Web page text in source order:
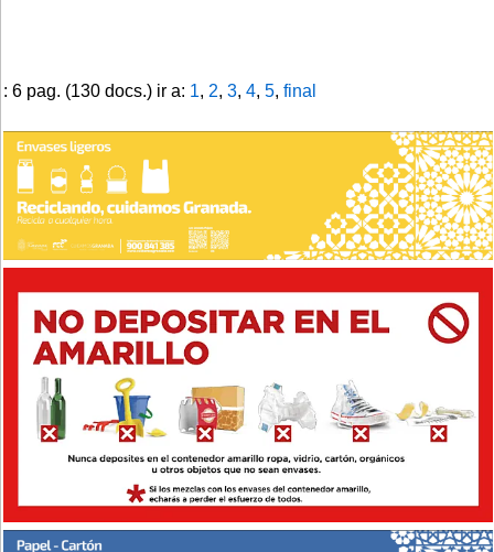
: 6 pag. (130 docs.) ir a: 1, 2, 3, 4, 5, final